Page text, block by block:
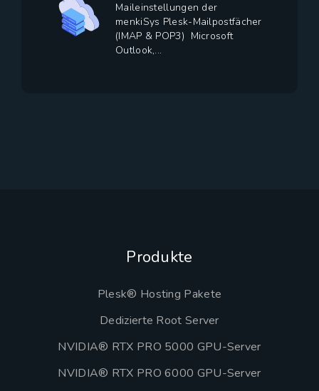
Maileinstellungen der
menkiSys Plesk-Mailpostfächer
(IMAP & POP3) Microsoft
Outlook,...
Produkte
Plesk® Hosting Pakete
Dedizierte Root Server
NVIDIA® RTX PRO 5000 GPU-Server
NVIDIA® RTX PRO 6000 GPU-Server